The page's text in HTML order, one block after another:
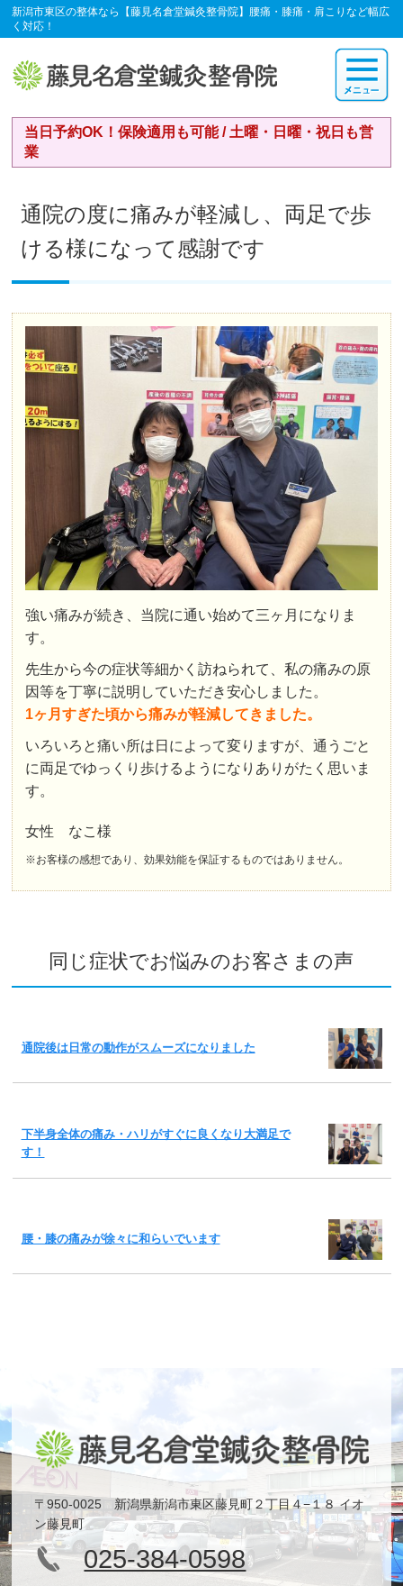
新潟市東区の整体なら【藤見名倉堂鍼灸整骨院】腰痛・膝痛・肩こりなど幅広
く対応！
当日予約OK！保険適用も可能 / 土曜・日曜・祝日も営
業
通院の度に痛みが軽減し、両足で歩
ける様になって感謝です
強い痛みが続き、当院に通い始めて三ヶ月になりま
す。
先生から今の症状等細かく訪ねられて、私の痛みの原
因等を丁寧に説明していただき安心しました。
1ヶ月すぎた頃から痛みが軽減してきました。
いろいろと痛い所は日によって変りますが、通うごと
に両足でゆっくり歩けるようになりありがたく思いま
す。
女性 なこ様
※お客様の感想であり、効果効能を保証するものではありません。
同じ症状でお悩みのお客さまの声
通院後は日常の動作がスムーズになりました
下半身全体の痛み・ハリがすぐに良くなり大満足で
す！
腰・膝の痛みが徐々に和らいでいます
〒950-0025 新潟県新潟市東区藤見町２丁目４−１８ イオ
ン藤見町
025-384-0598